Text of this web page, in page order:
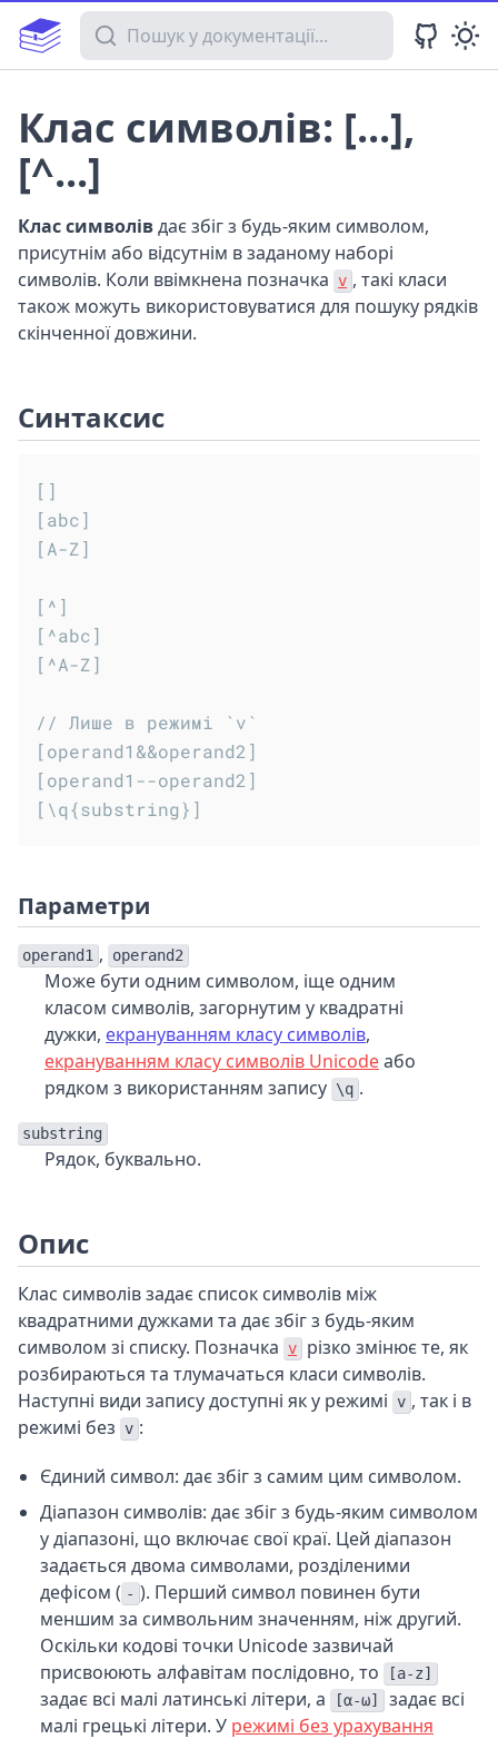
Пошук у документації
Клас символів: [...],
[^...]
Клас символівдає збіг з будь-яким символом,
присутнім або відсутнім в заданому наборі
символів. Коли ввімкнена позначка v , такі класи
також можуть використовуватися для пошуку рядків
скінченної довжини.
Синтаксис
[]
[abc]
[A-Z]
[^]
[^abc]
[^A-Z]
// Лише в режимі `v`
[operand1&&operand2]
[operand1--operand2]
Параметри
operand1 , operand2
Може бути одним символом, іще одним
класом символів, загорнутим у квадратні
дужки, екрануванням класу символів,
екрануванням класу символів Unicodeабо
рядком з використанням запису \q .
substring
Рядок, буквально.
Опис
Клас символів задає список символів між
квадратними дужками та дає збіг з будь-яким
символом зі списку. Позначка v
різко змінює те, як
розбираються та тлумачаться класи символів.
Наступні види запису доступні як у режимі v , так і в
режимі без v :
Єдиний символ: дає збіг з самим цим символом.
Діапазон символів: дає збіг з будь-яким символом
у діапазоні, що включає свої краї. Цей діапазон
задається двома символами, розділеними
дефісом ( - ). Перший символ повинен бути
меншим за символьним значенням, ніж другий.
Оскільки кодові точки Unicode зазвичай
присвоюють алфавітам послідовно, то
[a-z]
задає всі малі латинські літери, а [α-ω]
задає всі
малі грецькі літери. У режимі без урахування